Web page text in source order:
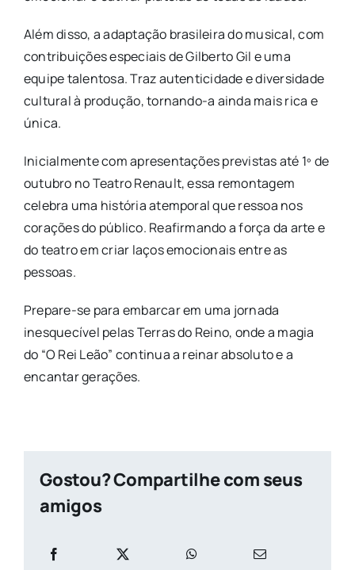
Além disso, a adaptação brasileira do musical, com
contribuições especiais de Gilberto Gil e uma
equipe talentosa. Traz autenticidade e diversidade
cultural à produção, tornando-a ainda mais rica e
única.
Inicialmente com apresentações previstas até 1º de
outubro no Teatro Renault, essa remontagem
celebra uma história atemporal que ressoa nos
corações do público. Reafirmando a força da arte e
do teatro em criar laços emocionais entre as
pessoas.
Prepare-se para embarcar em uma jornada
inesquecível pelas Terras do Reino, onde a magia
do “O Rei Leão” continua a reinar absoluto e a
encantar gerações.
Gostou? Compartilhe com seus
amigos